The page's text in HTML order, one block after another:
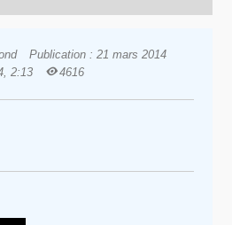
Publication : 21 mars 2014
2:13
4616